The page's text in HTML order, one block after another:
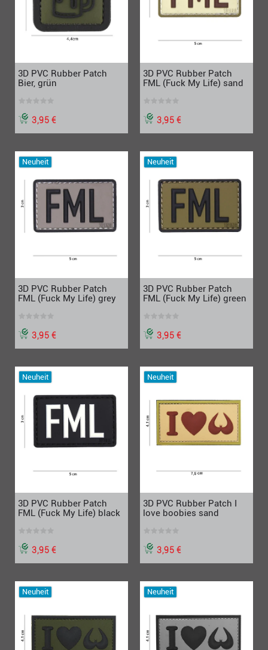
3D PVC Rubber Patch
Bier, grün
3,95 €
3D PVC Rubber Patch
FML (Fuck My Life) sand
3,95 €
Neuheit
3D PVC Rubber Patch
FML (Fuck My Life) grey
3,95 €
Neuheit
3D PVC Rubber Patch
FML (Fuck My Life) green
3,95 €
Neuheit
3D PVC Rubber Patch
FML (Fuck My Life) black
3,95 €
Neuheit
3D PVC Rubber Patch I
love boobies sand
3,95 €
Neuheit Neuheit